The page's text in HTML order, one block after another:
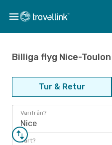
Billiga flyg Nice-
Tur & Retur
Varifrån?
Nice
Vart?